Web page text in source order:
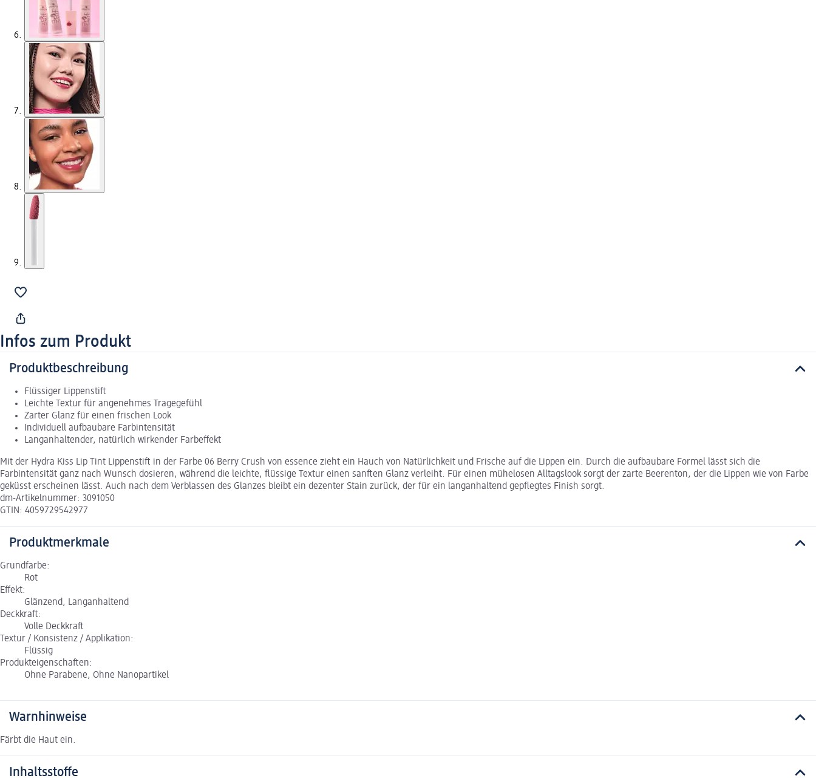
Infos zum Produkt
Produktbeschreibung
Flüssiger Lippenstift
Leichte Textur für angenehmes Tragegefühl
Zarter Glanz für einen frischen Look
Individuell aufbaubare Farbintensität
Langanhaltender, natürlich wirkender Farbeffekt
Mit der Hydra Kiss Lip Tint Lippenstift in der Farbe 06 Berry Crush von essence zieht ein Hauch von Natürlichkeit und Frische auf die Lippen ein. Durch die aufbaubare Formel lässt sich die
Farbintensität ganz nach Wunsch dosieren, während die leichte, flüssige Textur einen sanften Glanz verleiht. Für einen mühelosen Alltagslook sorgt der zarte Beerenton, der die Lippen wie von Farbe
geküsst erscheinen lässt. Auch nach dem Verblassen des Glanzes bleibt ein dezenter Stain zurück, der für ein langanhaltend gepflegtes Finish sorgt.
dm-Artikelnummer: 3091050
GTIN: 4059729542977
Produktmerkmale
Grundfarbe:
Rot
Effekt:
Glänzend, Langanhaltend
Deckkraft:
Volle Deckkraft
Textur / Konsistenz / Applikation:
Flüssig
Produkteigenschaften:
Ohne Parabene, Ohne Nanopartikel
Warnhinweise
Färbt die Haut ein.
Inhaltsstoffe